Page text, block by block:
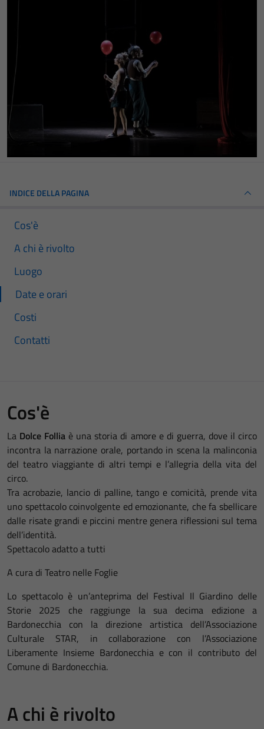
INDICE DELLA PAGINA
Cos'è
A chi è rivolto
Luogo
Date e orari
Costi
Contatti
Cos'è
La Dolce Follia è una storia di amore e di guerra, dove il circo
incontra la narrazione orale, portando in scena la malinconia
del teatro viaggiante di altri tempi e l’allegria della vita del
circo.
Tra acrobazie, lancio di palline, tango e comicità, prende vita
uno spettacolo coinvolgente ed emozionante, che fa sbellicare
dalle risate grandi e piccini mentre genera riflessioni sul tema
dell’identità.
Spettacolo adatto a tutti
A cura di Teatro nelle Foglie
Lo spettacolo è un’anteprima del Festival Il Giardino delle
Storie 2025 che raggiunge la sua decima edizione a
Bardonecchia con la direzione artistica dell’Associazione
Culturale STAR, in collaborazione con l’Associazione
Liberamente Insieme Bardonecchia e con il contributo del
Comune di Bardonecchia.
A chi è rivolto